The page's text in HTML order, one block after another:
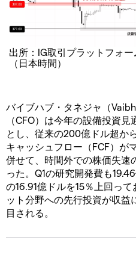
出所：IG取引プラットフォ
（日本時間）
バイブハブ・タネジャ（
（CFO）は今年の設備投資
とし、従来の200億ドル超か
キャッシュフロー（FCF）が
併せて、時間外での株価失速
った。Q1の研究開発費も
の16.91億ドルを15％上回っ
ット分野への先行投資が収益
目される。